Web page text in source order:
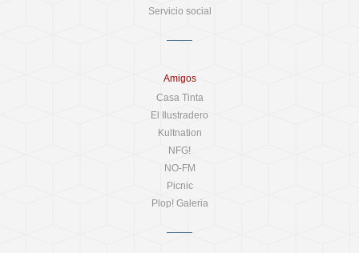
Servicio social
Amigos
Casa Tinta
El Ilustradero
Kultnation
NFG!
NO-FM
Picnic
Plop! Galeria